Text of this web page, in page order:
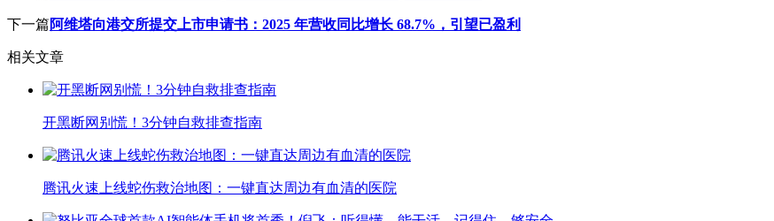
下一篇阿维塔向港交所提交上市申请书：2025 年营收同比增长 68.7%，引望已盈利
相关文章
开黑断网别慌！3分钟自救排查指南
腾讯火速上线蛇伤救治地图：一键直达周边有血清的医院